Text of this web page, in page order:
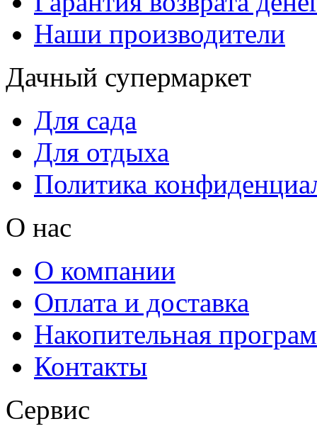
Наши производители
Дачный супермаркет
Для сада
Для отдыха
Политика
О нас
О компании
Оплата и доставка
Накопительная
Контакты
Сервис